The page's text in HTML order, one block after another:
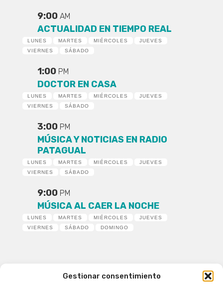
Gestionar consentimiento
9:00 AM
ACTUALIDAD EN TIEMPO REAL
LUNES MARTES MIÉRCOLES
JUEVES
VIERNES
SÁBADO
1:00 PM
DOCTOR EN CASA
LUNES MARTES MIÉRCOLES
JUEVES
VIERNES
SÁBADO
3:00 PM
MÚSICA Y NOTICIAS EN RADIO
PATAGUAL
LUNES MARTES MIÉRCOLES
JUEVES
VIERNES
SÁBADO
9:00 PM
MÚSICA AL CAER LA NOCHE
LUNES MARTES MIÉRCOLES
JUEVES
VIERNES
SÁBADO DOMINGO